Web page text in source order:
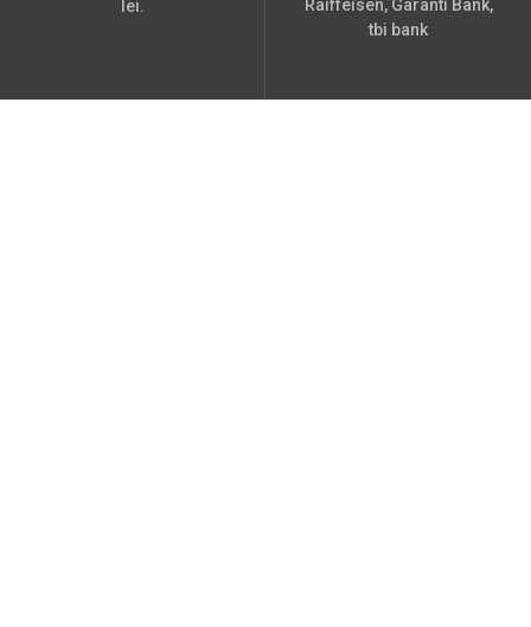
lei.
Raiffeisen, Garanti Bank,
tbi bank